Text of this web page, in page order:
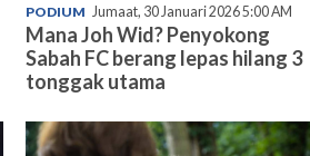
PODIUM Jumaat, 30 Januari 2026 5:00 AM
Mana Joh Wid? Penyokong
Sabah FC berang lepas hilang 3
tonggak utama